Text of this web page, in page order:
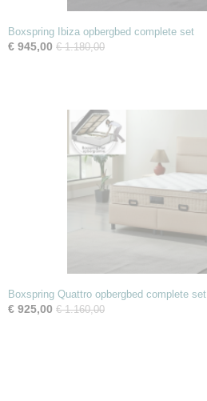
Boxspring Ibiza opbergbed complete set
€ 945,00 € 1.180,00
Boxspring Quattro opbergbed complete set
€ 925,00 € 1.160,00